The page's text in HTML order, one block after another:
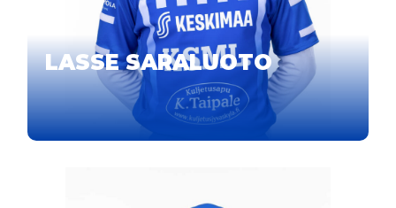
LASSE SARALUOTO